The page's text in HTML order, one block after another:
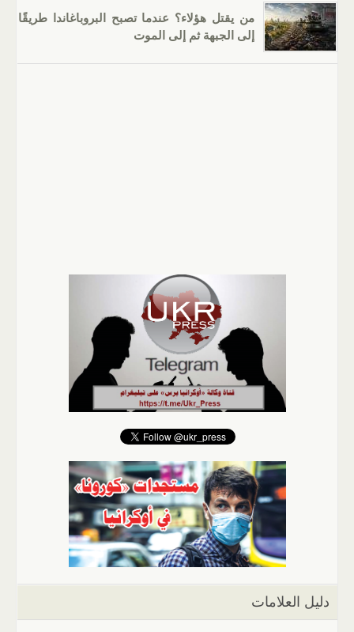
من يقتل هؤلاء؟ عندما تصبح البروباغاندا طريقًا
إلى الجبهة ثم إلى الموت
دليل العلامات